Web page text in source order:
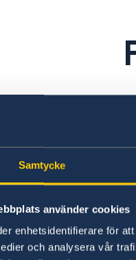
Samtycke
använder cookies
enhetsidentifierare för
och analysera vår
under 18 år